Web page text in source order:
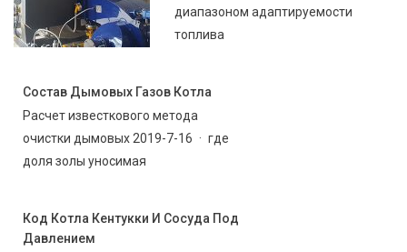
диапазоном адаптируемости
топлива
Состав Дымовых Газов Котла
Расчет известкового метода
очистки дымовых 2019-7-16 · где
доля золы уносимая
Код Котла Кентукки И Сосуда Под
Давлением